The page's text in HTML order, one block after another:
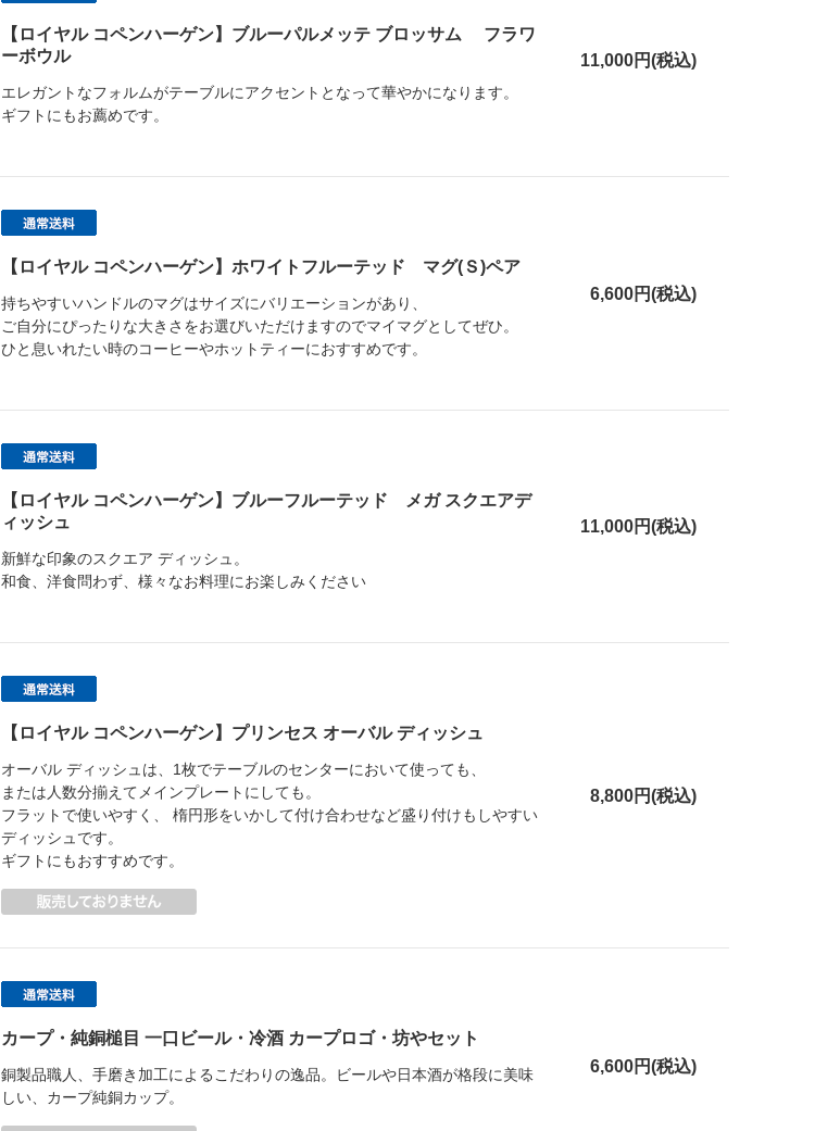
【ロイヤル コペンハーゲン】ブルーパルメッテ ブロッサム フラワ
ーボウル
エレガントなフォルムがテーブルにアクセントとなって華やかになります。
ギフトにもお薦めです。
11,000円(税込)
【ロイヤル コペンハーゲン】ホワイトフルーテッド マグ(Ｓ)ペア
持ちやすいハンドルのマグはサイズにバリエーションがあり、
ご自分にぴったりな大きさをお選びいただけますのでマイマグとしてぜひ。
ひと息いれたい時のコーヒーやホットティーにおすすめです。
6,600円(税込)
【ロイヤル コペンハーゲン】ブルーフルーテッド メガ スクエアデ
ィッシュ
新鮮な印象のスクエア ディッシュ。
和食、洋食問わず、様々なお料理にお楽しみください
11,000円(税込)
【ロイヤル コペンハーゲン】プリンセス オーバル ディッシュ
オーバル ディッシュは、1枚でテーブルのセンターにおいて使っても、
または人数分揃えてメインプレートにしても。
フラットで使いやすく、 楕円形をいかして付け合わせなど盛り付けもしやすい
ディッシュです。
ギフトにもおすすめです。
8,800円(税込)
カープ・純銅槌目 一口ビール・冷酒 カープロゴ・坊やセット
銅製品職人、手磨き加工によるこだわりの逸品。ビールや日本酒が格段に美味
しい、カープ純銅カップ。
6,600円(税込)